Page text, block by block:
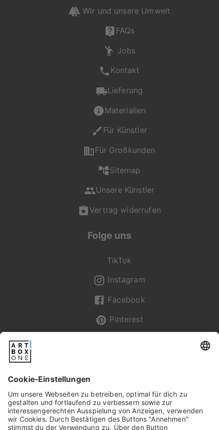
Wir und unsere Umwelt
FAQs
Jobs
Kontakt
Lieferung
Materialien
Für Künstler
Für Großkunden
Sitemap
Unsere Künstler
Vertrag widerrufen
Folge uns
TikTok
Instagram
Facebook
Pinterest
Pixum